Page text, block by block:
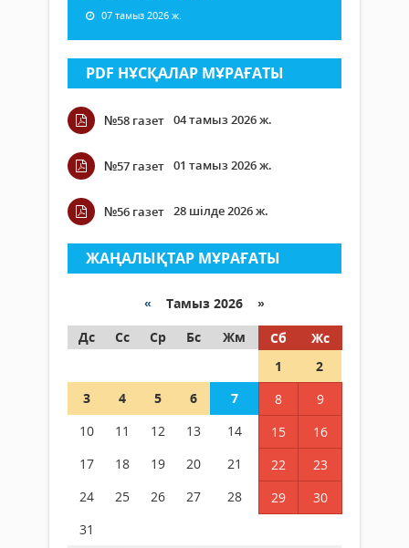
07 тамыз 2026 ж.
PDF НҰСҚАЛАР МҰРАҒАТЫ
№58 газет 04 тамыз 2026 ж.
№57 газет 01 тамыз 2026 ж.
№56 газет 28 шілде 2026 ж.
ЖАҢАЛЫҚТАР МҰРАҒАТЫ
« Тамыз 2026 »
Дс
Сс Ср Бс Жм Сб
Жс
1
2
3
4 5 6 7 8
9
10
11 12 13 14 15
16
17
18 19 20 21 22
23
24
25 26 27 28 29
30
31